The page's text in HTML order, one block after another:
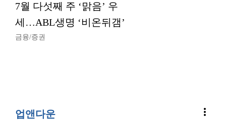
7월 다섯째 주 ‘맑음’ 우
세…ABL생명 ‘비온뒤갬’
금융/증권
업앤다운 more_vert